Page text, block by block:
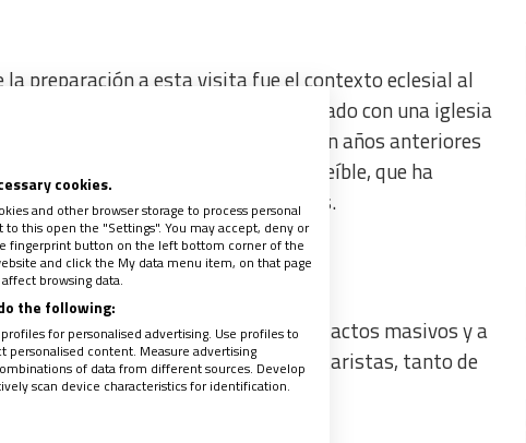
preparación a esta visita fue el contexto eclesial al
de sus discursos ha contrastado con una iglesia
del país, duramente confrontada con años anteriores
militar; una iglesia distante, poco creíble, que ha
la fuerte baja indicada en encuestas.
menor concurrencia de gente a los actos masivos y a
rigidez, a juicio de muchos comentaristas, tanto de
cookies.
and other browser storage to process personal
this open the "Settings". You may accept, deny or
fingerprint button on the left bottom corner of the
and click the My data menu item, on that page
browsing data.
the following:
for personalised advertising. Use profiles to
personalised content. Measure advertising
of data from different sources. Develop
scan device characteristics for identification.